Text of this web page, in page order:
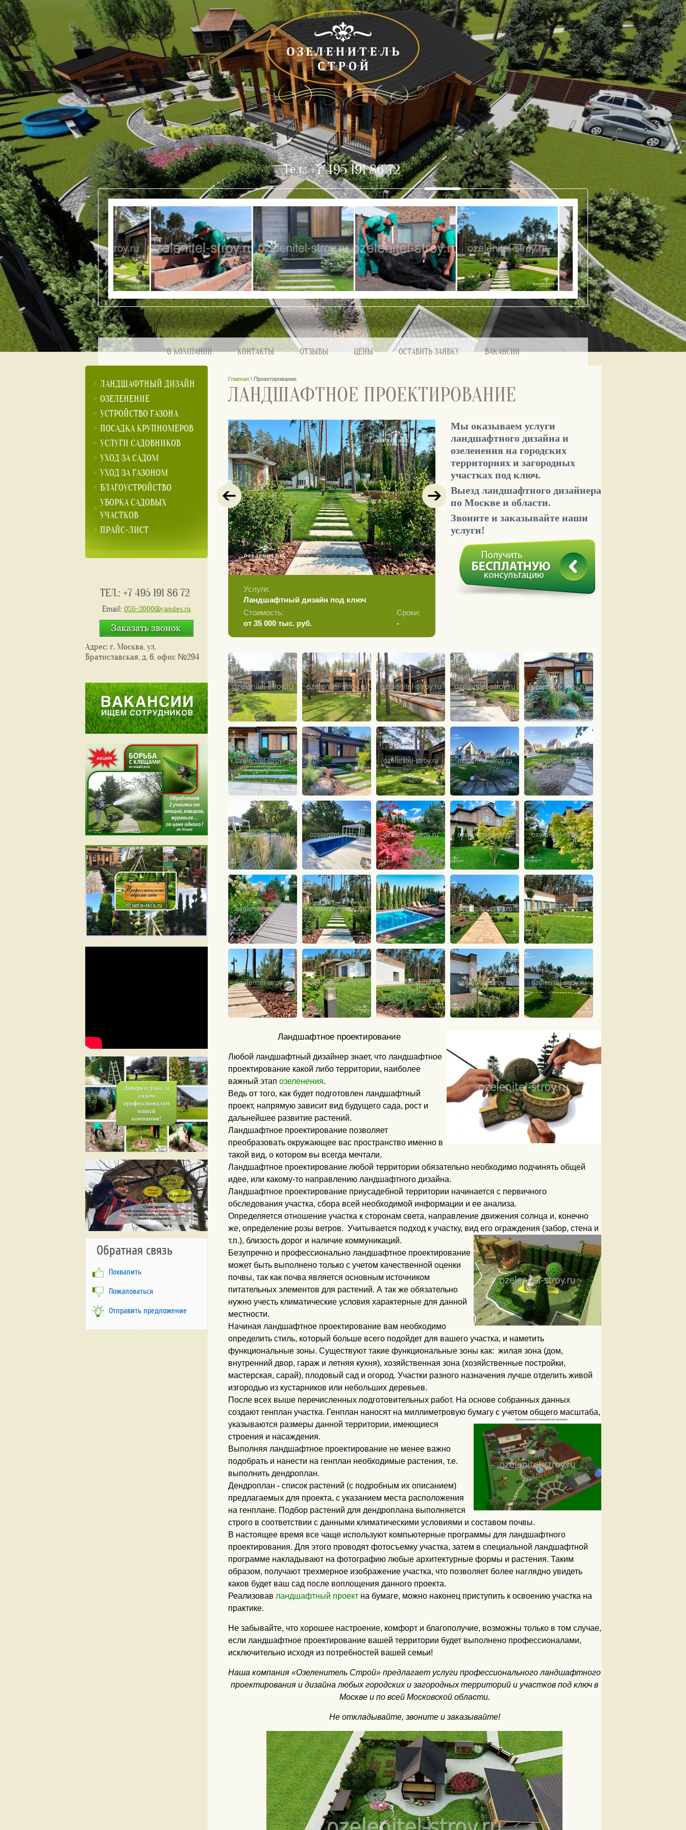
.
Тел.:+7 495 191 86 72
О КОМПАНИИ КОНТАКТЫ ОТЗЫВЫ ЦЕНЫ ОСТАВИТЬ ЗАЯВКУ ВАКАНСИИ
ЛАНДШАФТНЫЙ ДИЗАЙН
ОЗЕЛЕНЕНИЕ
УСТРОЙСТВО ГАЗОНА
ПОСАДКА КРУПНОМЕРОВ
УСЛУГИ САДОВНИКОВ
УХОД ЗА САДОМ
УХОД ЗА ГАЗОНОМ
БЛАГОУСТРОЙСТВО
УБОРКА САДОВЫХ
УЧАСТКОВ
ПРАЙС-ЛИСТ
ТЕЛ.: +7 495 191 86 72
Email: OSG-2000@yandex.ru
Кнопка
Адрес: г. Москва, ул.
Братиславская, д. 6, офис №294
Обратная связь
Похвалить
Пожаловаться
Отправить предложение
Главная\ Проектирование
ЛАНДШАФТНОЕ ПРОЕКТИРОВАНИЕ
Стоимость:
Сроки:
Услуги:
Ландшафтный дизайн под ключ
Стоимость:
от 35 000 тыс. руб.
Сроки:
-
Стоимость:
Мы оказываем услуги
ландшафтного дизайна и
озеленения на городских
территориях и загородных
участках под ключ.
Выезд ландшафтного дизайнера
по Москве и области.
Звоните и заказывайте наши
услуги!
Ландшафтное проектирование
Любой ландшафтный дизайнер знает, что ландшафтное
проектирование какой либо территории, наиболее
важный этап озеленения.
Ведь от того, как будет подготовлен ландшафтный
проект, напрямую зависит вид будущего сада, рост и
дальнейшее развитие растений.
Ландшафтное проектирование позволяет
преобразовать окружающее вас пространство именно в
такой вид, о котором вы всегда мечтали.
Ландшафтное проектирование любой территории обязательно необходимо подчинять общей
идее, или какому-то направлению ландшафтного дизайна.
Ландшафтное проектирование приусадебной территории начинается с первичного
обследования участка, сбора всей необходимой информации и ее анализа.
Определяется отношение участка к сторонам света, направление движения солнца и, конечно
же, определение розы ветров. Учитывается подход к участку, вид его ограждения (забор, стена и
т.п.), близость дорог и наличие коммуникаций.
Безупречно и профессионально ландшафтное проектирование
может быть выполнено только с учетом качественной оценки
почвы, так как почва является основным источником
питательных элементов для растений. А так же обязательно
нужно учесть климатические условия характерные для данной
местности.
Начиная ландшафтное проектирование вам необходимо
определить стиль, который больше всего подойдет для вашего участка, и наметить
функциональные зоны. Существуют такие функциональные зоны как: жилая зона (дом,
внутренний двор, гараж и летняя кухня), хозяйственная зона (хозяйственные постройки,
мастерская, сарай), плодовый сад и огород. Участки разного назначения лучше отделить живой
изгородью из кустарников или небольших деревьев.
После всех выше перечисленных подготовительных работ. На основе собранных данных
создают генплан участка. Генплан наносят на миллиметровую бумагу сучетом общего масштаба,
указываются размеры данной территории, имеющиеся
строения и насаждения.
Выполняя ландшафтное проектирование не менее важно
подобрать и нанести на генплан необходимые растения, т.е.
выполнить дендроплан.
Дендроплан - список растений (с подробным их описанием)
предлагаемых для проекта, с указанием места расположения
на генплане. Подбор растений для дендроплана выполняется
строго в соответствии с данными климатическими условиями и составом почвы.
В настоящее время все чаще используют компьютерные программы для ландшафтного
проектирования. Для этого проводят фотосъемку участка, затем в специальной ландшафтной
программе накладывают на фотографию любые архитектурные формы и растения. Таким
образом, получают трехмерное изображение участка, что позволяет более наглядно увидеть
каков будет ваш сад после воплощения данного проекта.
Реализовав ландшафтный проектна бумаге, можно наконец приступить к освоению участка на
практике.
Не забывайте, что хорошее настроение, комфорт и благополучие, возможны только в том случае,
если ландшафтное проектирование вашей территории будет выполнено профессионалами,
исключительно исходя из потребностей вашей семьи!
Наша компания «Озеленитель Строй» предлагает услуги профессионального ландшафтного
проектирования и дизайна любых городских и загородных территорий и участков под ключ в
Москве и по всей Московской области.
Не откладывайте, звоните и заказывайте!